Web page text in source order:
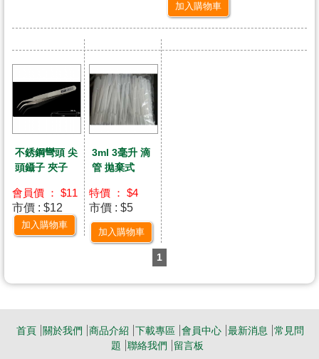
加入購物車
不銹鋼彎頭 尖
頭鑷子 夾子
會員價 ： $11
市價 : $12
加入購物車
3ml 3毫升 滴
管 拋棄式
特價 ： $4
市價 : $5
加入購物車
1
首頁 關於我們 商品介紹 下載專區 會員中心 最新消息
常見問
題
聯絡我們 留言板